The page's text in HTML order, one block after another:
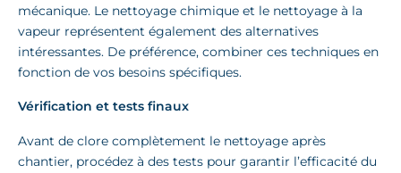
mécanique. Le nettoyage chimique et le nettoyage à la
vapeur représentent également des alternatives
intéressantes. De préférence, combiner ces techniques en
fonction de vos besoins spécifiques.
Vérification et tests finaux
Avant de clore complètement le nettoyage après
chantier, procédez à des tests pour garantir l’efficacité du